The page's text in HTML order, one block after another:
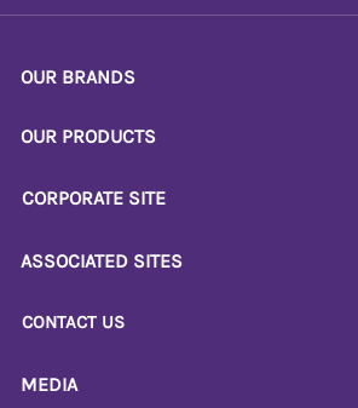
OUR BRANDS
OUR PRODUCTS
CORPORATE SITE
ASSOCIATED SITES
CONTACT US
MEDIA